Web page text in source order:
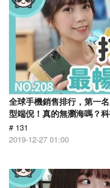
全球手機銷售排行，第一
型端倪！真的無瀏海嗎？
# 131
2019-12-27 01:00